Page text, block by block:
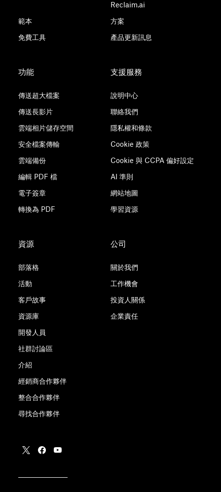
範本
免費工具
Reclaim.ai
方案
產品更新訊息
功能
傳送超大檔案
傳送長影片
雲端相片儲存空間
安全檔案傳輸
雲端備份
編輯 PDF 檔
電子簽章
轉換為 PDF
支援服務
說明中心
聯絡我們
隱私權和條款
Cookie 政策
Cookie 與 CCPA 偏好設定
AI 準則
網站地圖
學習資源
資源
部落格
活動
客戶故事
資源庫
開發人員
社群討論區
介紹
經銷商合作夥伴
整合合作夥伴
尋找合作夥伴
公司
關於我們
工作機會
投資人關係
企業責任